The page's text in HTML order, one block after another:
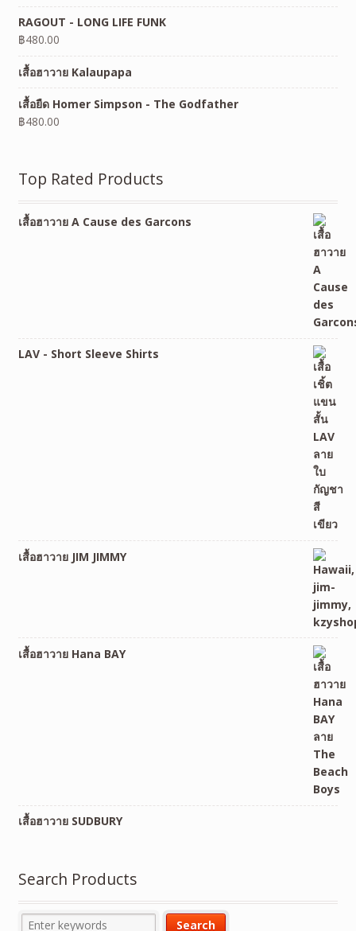
RAGOUT - LONG LIFE FUNK
฿480.00
เสื้อฮาวาย Kalaupapa
เสื้อยืด Homer Simpson - The Godfather
฿480.00
Top Rated Products
เสื้อฮาวาย A Cause des Garcons
LAV - Short Sleeve Shirts
เสื้อฮาวาย JIM JIMMY
เสื้อฮาวาย Hana BAY
เสื้อฮาวาย SUDBURY
Search Products